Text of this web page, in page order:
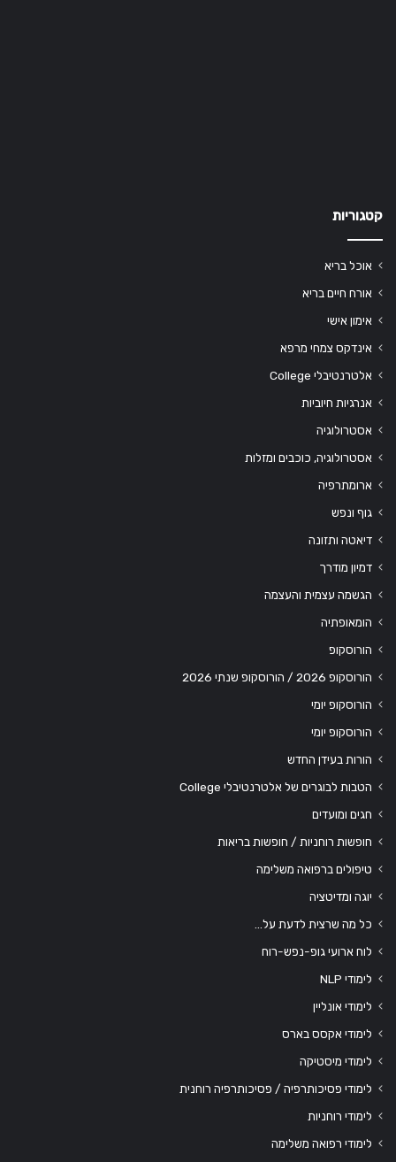
קטגוריות
אוכל בריא
אורח חיים בריא
אימון אישי
אינדקס צמחי מרפא
אלטרנטיבלי College
אנרגיות חיוביות
אסטרולוגיה
אסטרולוגיה, כוכבים ומזלות
ארומתרפיה
גוף ונפש
דיאטה ותזונה
דמיון מודרך
הגשמה עצמית והעצמה
הומאופתיה
הורוסקופ
הורוסקופ 2026 / הורוסקופ שנתי 2026
הורוסקופ יומי
הורוסקופ יומי
הורות בעידן החדש
הטבות לבוגרים של אלטרנטיבלי College
חגים ומועדים
חופשות רוחניות / חופשות בריאות
טיפולים ברפואה משלימה
יוגה ומדיטציה
כל מה שרצית לדעת על…
לוח ארועי גופ-נפש-רוח
לימודי NLP
לימודי אונליין
לימודי אקסס בארס
לימודי מיסטיקה
לימודי פסיכותרפיה / פסיכותרפיה רוחנית
לימודי רוחניות
לימודי רפואה משלימה